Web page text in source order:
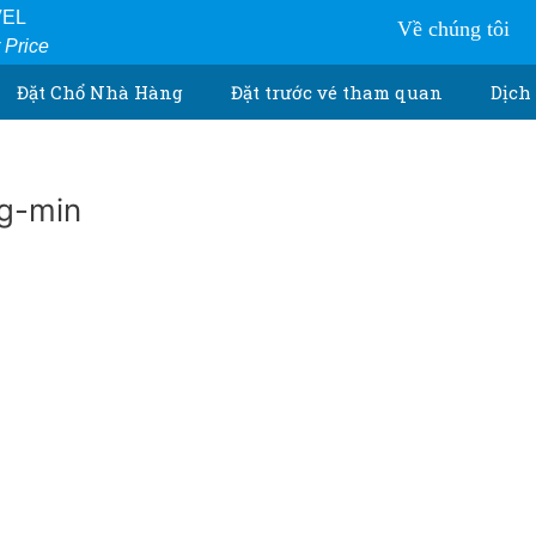
Price
Về chúng tôi
Đặt Chổ Nhà Hàng Đặt trước vé tham quan
min